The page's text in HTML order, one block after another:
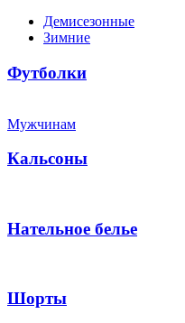
Демисезонные
Зимние
Футболки
Мужчинам
Кальсоны
Нательное белье
Шорты